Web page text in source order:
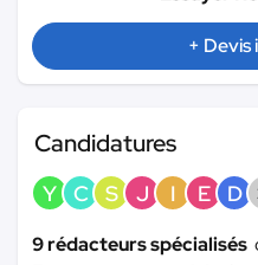
+ Devis
Candidatures
Y C S J I E D
9 rédacteurs spécialisés